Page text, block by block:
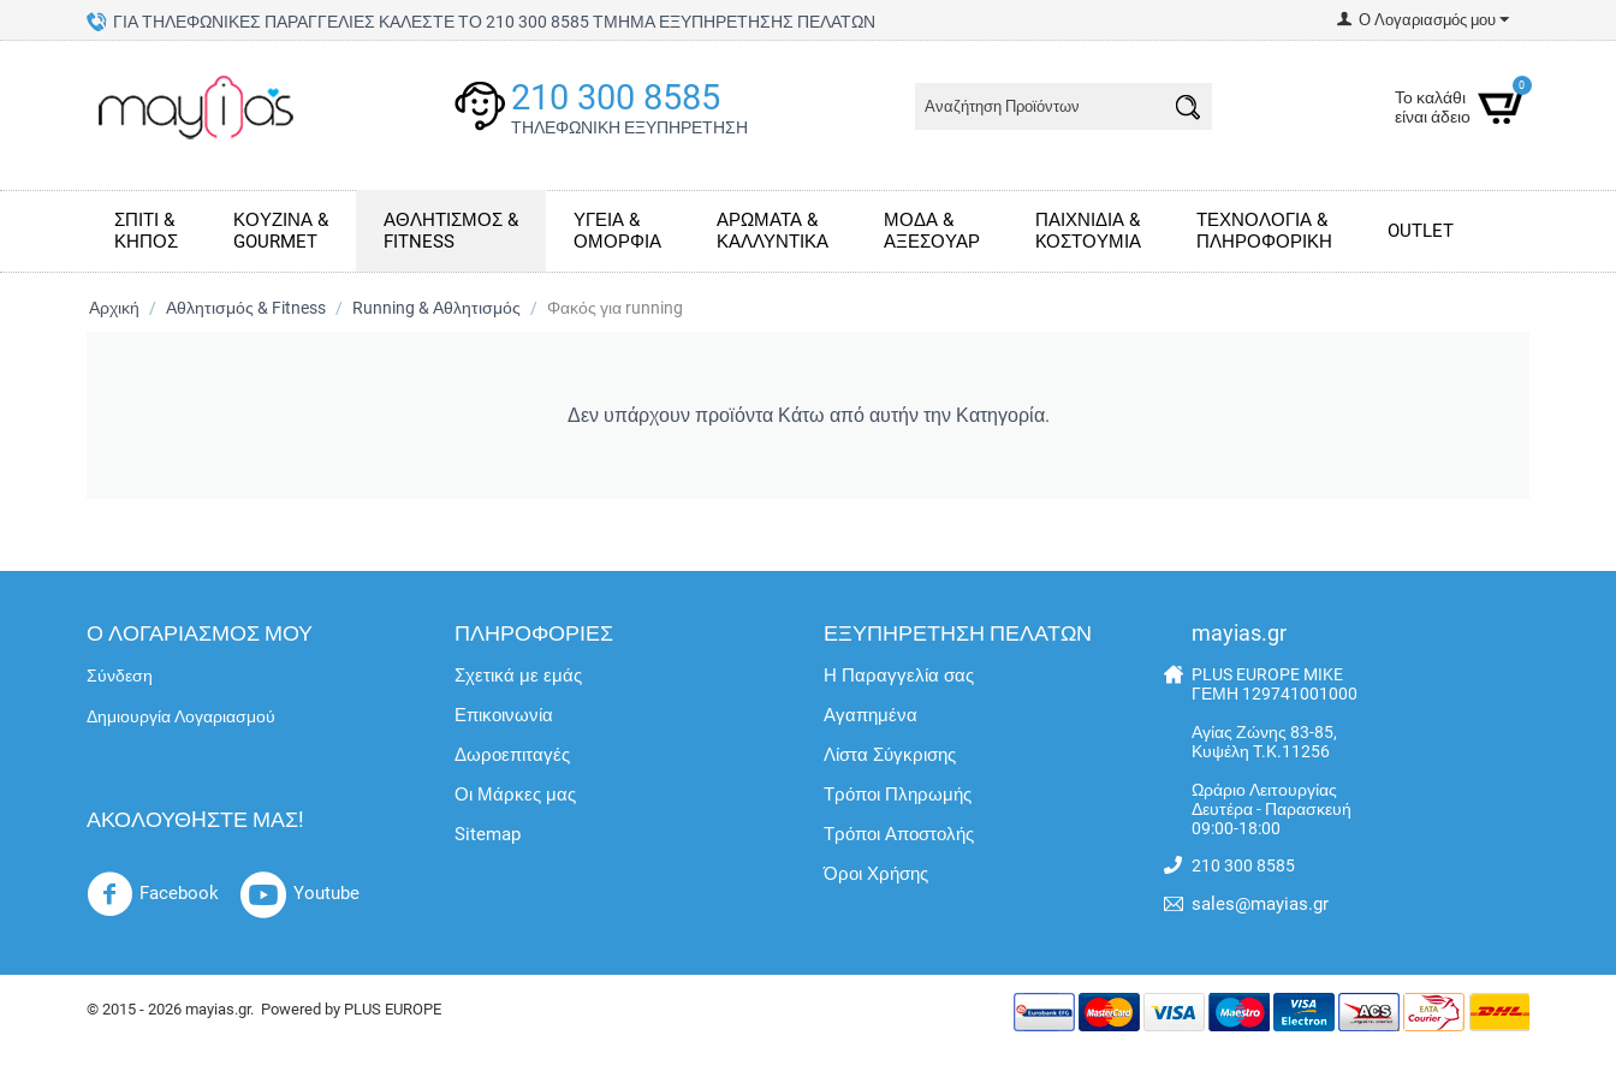
ΓΙΑ ΤΗΛΕΦΩΝΙΚΕΣ ΠΑΡΑΓΓΕΛΙΕΣ ΚΑΛΕΣΤΕ ΤΟ 210 300 8585 ΤΜΗΜΑ ΕΞΥΠΗΡΕΤΗΣΗΣ ΠΕΛΑΤΩΝ Ο Λογαριασμός μου
210 300 8585
ΤΗΛΕΦΩΝΙΚΗ ΕΞΥΠΗΡΕΤΗΣΗ
Το καλάθι
είναι άδειο
0
ΣΠΊΤΙ &
ΚΉΠΟΣ
ΚΟΥΖΊΝΑ &
GOURMET
ΑΘΛΗΤΙΣΜΌΣ &
FITNESS
ΥΓΕΊΑ &
ΟΜΟΡΦΙΆ
ΑΡΏΜΑΤΑ &
ΚΑΛΛΥΝΤΙΚΆ
ΜΌΔΑ &
ΑΞΕΣΟΥΆΡ
ΠΑΙΧΝΊΔΙΑ &
KΟΣΤΟΎΜΙΑ
ΤΕΧΝΟΛΟΓΊΑ &
ΠΛΗΡΟΦΟΡΙΚΉ
OUTLET
Αρχική / Αθλητισμός & Fitness / Running & Αθλητισμός / Φακός για running
Δεν υπάρχουν προϊόντα Κάτω από αυτήν την Κατηγορία.
Ο ΛΟΓΑΡΙΑΣΜΟΣ ΜΟΥ
Σύνδεση
Δημιουργία Λογαριασμού
ΑΚΟΛΟΥΘHΣΤΕ ΜΑΣ!
Facebook Youtube
ΠΛΗΡΟΦΟΡΙΕΣ
Σχετικά με εμάς
Επικοινωνία
Δωροεπιταγές
Οι Μάρκες μας
Sitemap
ΕΞΥΠΗΡΕΤΗΣΗ ΠΕΛΑΤΩΝ
Η Παραγγελία σας
Αγαπημένα
Λίστα Σύγκρισης
Τρόποι Πληρωμής
Τρόποι Αποστολής
Όροι Χρήσης
mayias.gr
PLUS EUROPE MIKE
ΓΕΜΗ 129741001000
Αγίας Ζώνης 83-85,
Κυψέλη T.K.11256
Ωράριο Λειτουργίας
Δευτέρα - Παρασκευή
09:00-18:00
210 300 8585
sales@mayias.gr
© 2015 - 2026 mayias.gr. Powered by PLUS EUROPE